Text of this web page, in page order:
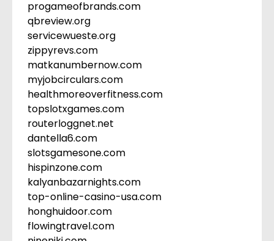
progameofbrands.com
qbreview.org
servicewueste.org
zippyrevs.com
matkanumbernow.com
myjobcirculars.com
healthmoreoverfitness.com
topslotxgames.com
routerloggnet.net
dantella6.com
slotsgamesone.com
hispinzone.com
kalyanbazarnights.com
top-online-casino-usa.com
honghuidoor.com
flowingtravel.com